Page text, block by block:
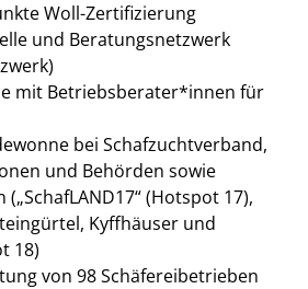
Woll-Zertifizierung
und Beratungsnetzwerk
mit Betriebsberater*innen für
bei Schafzuchtverband,
und Behörden sowie
(Hotspot 17),
Kyffhäuser und
18)
von 98 Schäfereibetrieben